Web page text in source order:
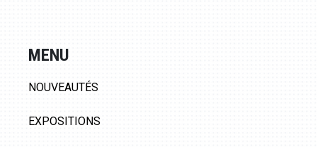
MENU
NOUVEAUTÉS
EXPOSITIONS